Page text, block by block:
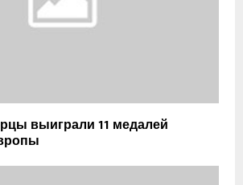
выиграли 11 медалей